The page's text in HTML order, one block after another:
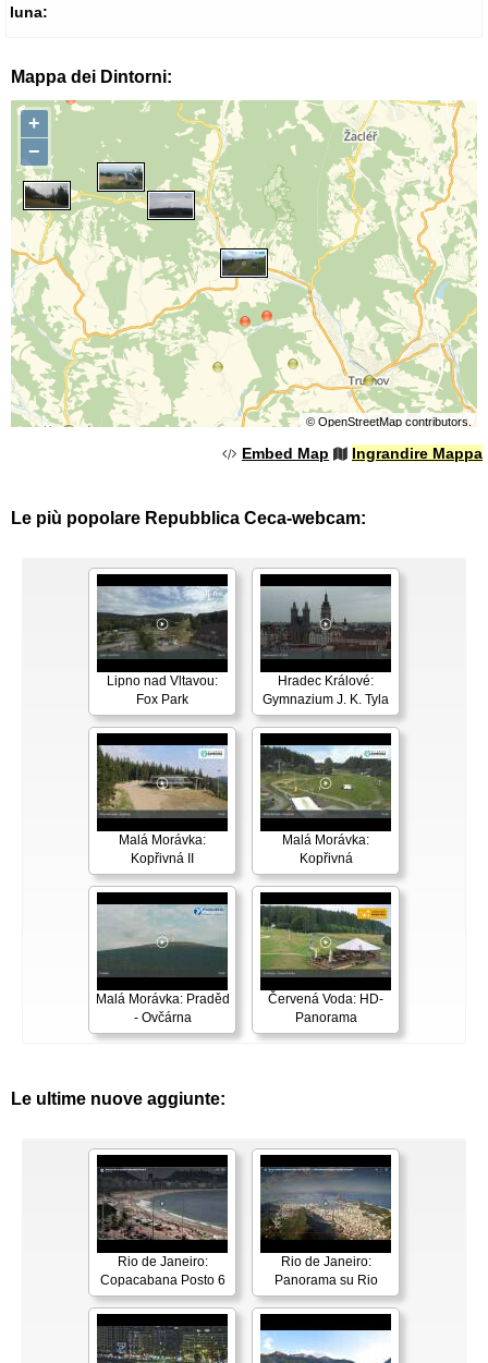
luna:
Mappa dei Dintorni:
+
−
© OpenStreetMapcontributors.
Embed Map Ingrandire Mappa
Le più popolare Repubblica Ceca-webcam:
Lipno nad Vltavou:
Fox Park
Hradec Králové:
Gymnazium J. K. Tyla
Malá Morávka:
Kopřivná II
Malá Morávka:
Kopřivná
Malá Morávka: Praděd
- Ovčárna
Červená Voda: HD-
Panorama
Le ultime nuove aggiunte:
Rio de Janeiro:
Copacabana Posto 6
Rio de Janeiro:
Panorama su Rio